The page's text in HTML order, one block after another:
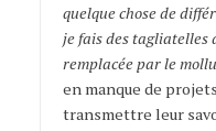
quelque chose de
je fais des tagliatelles
remplacée par le
en manque de
transmettre leur